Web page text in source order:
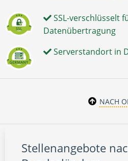
SSL-verschlüsselt
Datenübertragung
Serverstandort in
NACH
Stellenangebote